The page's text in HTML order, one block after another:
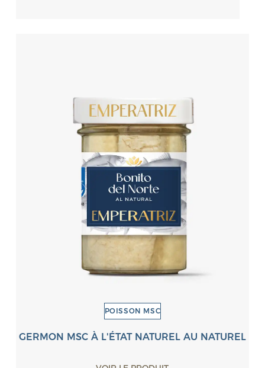
POISSON MSC
GERMON MSC À L'ÉTAT NATUREL AU NATUREL